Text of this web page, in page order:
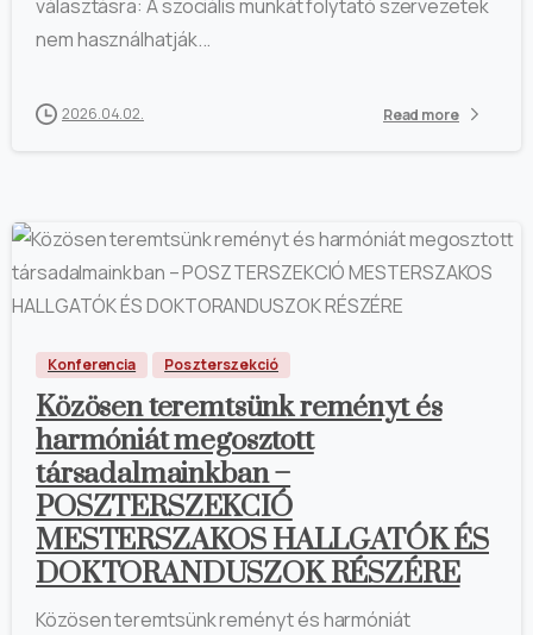
választásra: A szociális munkát folytató szervezetek
nem használhatják...
2026.04.02. Read more
Konferencia Poszterszekció
Közösen teremtsünk reményt és
harmóniát megosztott
társadalmainkban –
POSZTERSZEKCIÓ
MESTERSZAKOS HALLGATÓK ÉS
DOKTORANDUSZOK RÉSZÉRE
Közösen teremtsünk reményt és harmóniát